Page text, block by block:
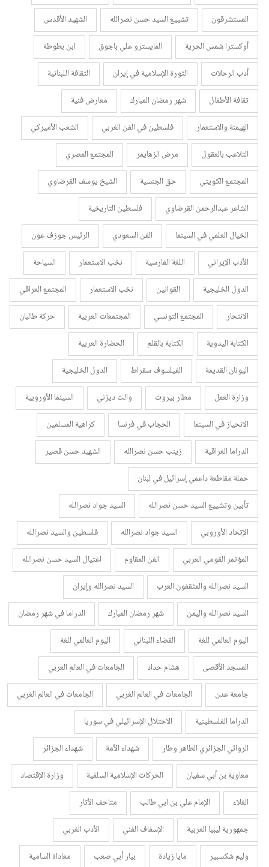
المستشرقون
تشييع السيد حسن نصرالله
الشهيد الأقدس
أوكسترا شمس الحرية
المايسترو علي باجوق
ابن بطوطة
أدب الرحلات
الثورة الإسلامية في إيران
الثقافة اللبنانية
ثقافة الأطفال
شهر رمضان المبارك
معارض فنية
الهيمنة والاستعمار
فلسطين في الفن الغربي
الشعب الأميركي
التلاعب بالعقول
مرض الزهايمر
المجتمع المصري
المجتمع الكويتي
حق الجنسية
الشيخ يوسف القرضاوي
الشاعر عبدالرحمن القرضاوي
فلسطين التاريخية
الخيال العلمي في السينما
الفن السعودي
الرئيس جوزف عون
الأدب الإيراني
اللغة الفارسية نخب الاستعمار
السياحة
الدول الخليجية
القوانين نخب الاستعمار
المجتمع العراقي
الانتحار
المجتمع التونسي المجتمعات العربية
حركة طالبان
الكتابة اليدوية
الكتابة بالقلم
الحضارة العربية
اليونان القديمة
الفيلسوف سقراط
الدول الخليجية
وزارة العمل
مطار بيروت والت ديزني
السينما الأوروبية
الانحياز في السينما
الحجاب في فرنسا
كراهية المسلمين
الدراما العراقية
زينب حسن نصرالله
الشهيد حسن قصير
حملة مقاطعة داعمي إسرائيل في لبنان
تأبين وتشييع السيد حسن نصرالله
السيد جواد نصرالله
الإتحاد الأوروبي
السيد جواد نصرالله
فلسطين والسيد نصرالله
المؤتمر القومي العربي
الفن المقاوم
اغتيال السيد حسن نصرالله
السيد نصرالله والمثقفون العرب
السيد نصرالله وإيران
السيد نصرالله واليمن
شهر رمضان المبارك
الدراما في شهر رمضان
اليوم العالمي للغة
القضاء اللبناني
اليوم العالمي للغة
المسجد الأقصى
هشام حداد
الجامعات في العالم العربي
جامعة عدن
الجامعات في العالم الغربي
الجامعات في العالم الغربي
الدراما الفلسطينية
الاحتلال الإسرائيلي في سوريا
الروائي الجزائري الطاهر وطار
شهداء الأمة
شهداء الجزائر
معاوية بن أبي سفيان
الحركات الإسلامية السلفية
وزارة الإقتصاد
الغلاء
الإمام علي بن ابي طالب
متاحف الأثار
جمهورية ليبيا العربية
الإسفاف الفني
الأدب الغربي
وليم شكسبير
مايا زيادة بيار أبي صعب
معاداة السامية